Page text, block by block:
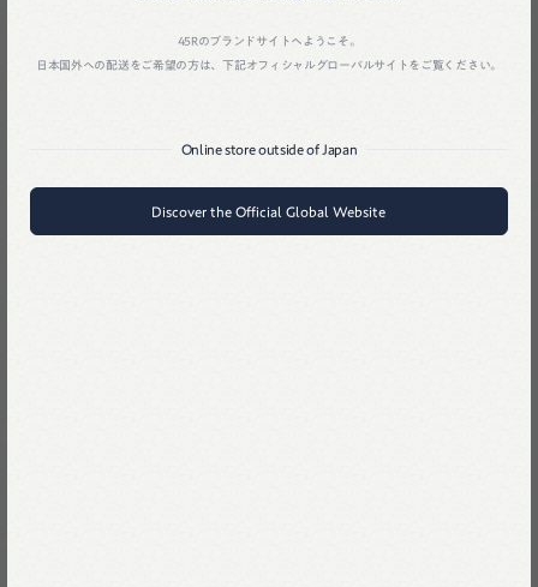
45Rのブランドサイトへようこそ。
日本国外への配送をご希望の方は、下記オフィシャルグローバルサイトをご覧ください。
Online store outside of Japan
Discover the Official Global Website